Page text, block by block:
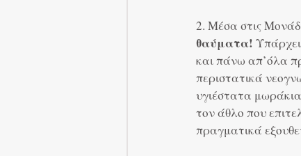
2. Μέσα στις
θαύματα!
και πάνω απ’όλα
περιστατικά
υγιέστατα
τον άθλο που
πραγματικά